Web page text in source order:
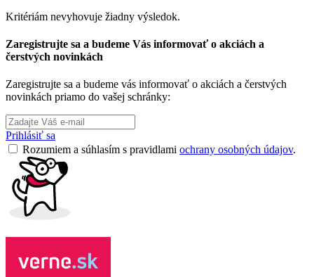
Kritériám nevyhovuje žiadny výsledok.
Zaregistrujte sa a budeme Vás informovať o akciách a
čerstvých novinkách
Zaregistrujte sa a budeme vás informovať o akciách a čerstvých
novinkách priamo do vašej schránky:
Prihlásiť sa
Rozumiem a súhlasím s pravidlami ochrany osobných údajov.